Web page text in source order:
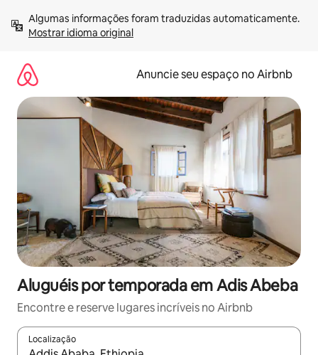
para
Mostrar idioma original
Anuncie seu espaço no Airbnb
Aluguéis por temporada em Adis Abeba
Encontre e reserve lugares incríveis no Airbnb
Localização
Quando os resultados estiverem disponíveis, explore-os